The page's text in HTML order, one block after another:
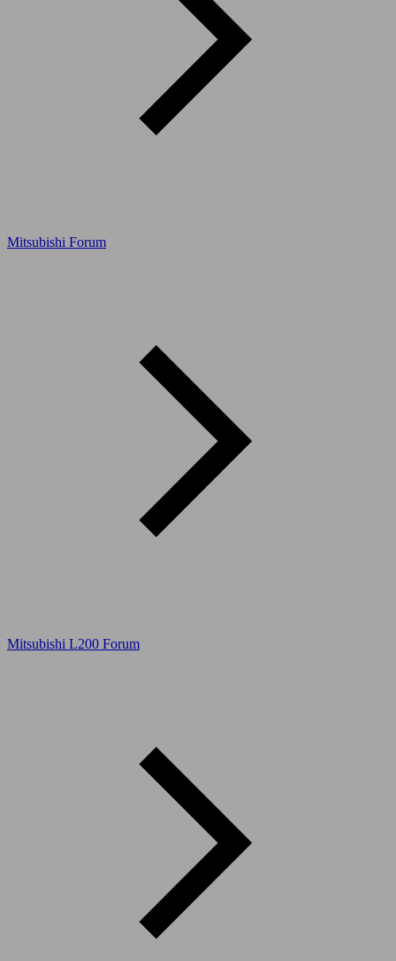
Mitsubishi Forum
Mitsubishi L200 Forum